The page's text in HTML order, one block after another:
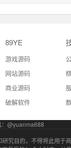
89YE
游戏源码
网站源码
商业源码
破解软件
@yuanma688
究目的，不得将此用于